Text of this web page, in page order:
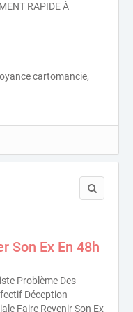
RAPIDE À
cartomancie,
Son Ex En 48h
Problème Des
Déception
Faire Revenir Son Ex